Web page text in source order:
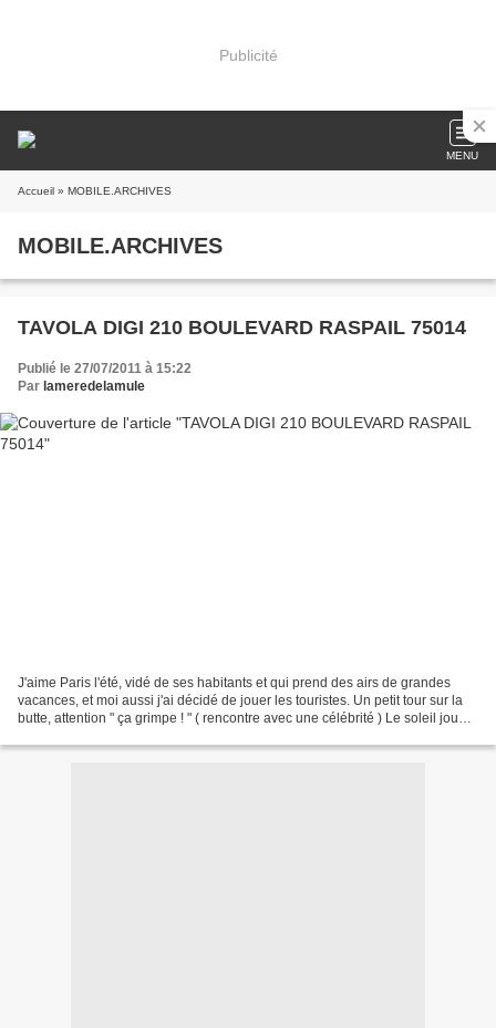
Publicité
MENU
Accueil » MOBILE.ARCHIVES
MOBILE.ARCHIVES
TAVOLA DIGI 210 BOULEVARD RASPAIL 75014
Publié le 27/07/2011 à 15:22
Par lameredelamule
J'aime Paris l'été, vidé de ses habitants et qui prend des airs de grandes
vacances, et moi aussi j'ai décidé de jouer les touristes. Un petit tour sur la
butte, attention " ça grimpe ! " ( rencontre avec une célébrité ) Le soleil joue